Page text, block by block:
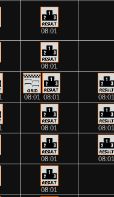
08:01
08:01
08:01 08:01 08:01
08:01 08:01
08:01 08:01
08:01